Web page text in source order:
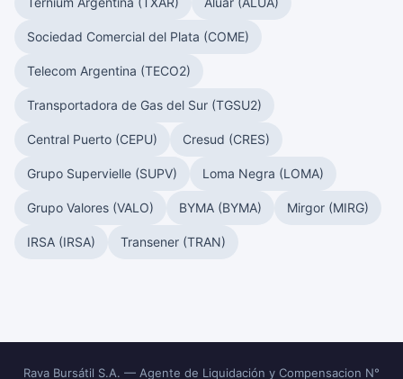
Sociedad Comercial del Plata (COME)
Telecom Argentina (TECO2)
Transportadora de Gas del Sur (TGSU2)
Central Puerto (CEPU) Cresud (CRES)
Grupo Supervielle (SUPV) Loma Negra (LOMA)
Grupo Valores (VALO) BYMA (BYMA) Mirgor (MIRG)
IRSA (IRSA) Transener (TRAN)
Rava Bursátil S.A. — Agente de Liquidación y Compensacion N°